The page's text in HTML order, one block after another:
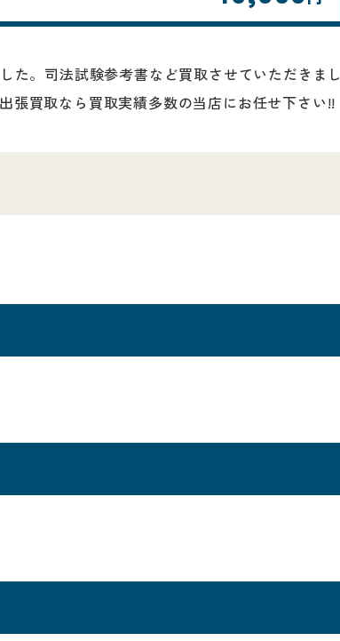
た。司法試験参考書など買取させていただきまし
張買取なら買取実績多数の当店にお任せ下さい!!